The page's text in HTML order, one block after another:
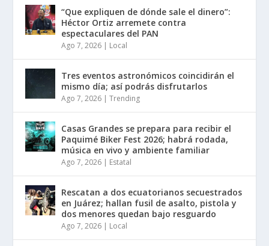
“Que expliquen de dónde sale el dinero”:
Héctor Ortiz arremete contra
espectaculares del PAN
Ago 7, 2026 | Local
Tres eventos astronómicos coincidirán el
mismo día; así podrás disfrutarlos
Ago 7, 2026 |Trending
Casas Grandes se prepara para recibir el
Paquimé Biker Fest 2026; habrá rodada,
música en vivo y ambiente familiar
Ago 7, 2026 | Estatal
Rescatan a dos ecuatorianos secuestrados
en Juárez; hallan fusil de asalto, pistola y
dos menores quedan bajo resguardo
Ago 7, 2026 | Local